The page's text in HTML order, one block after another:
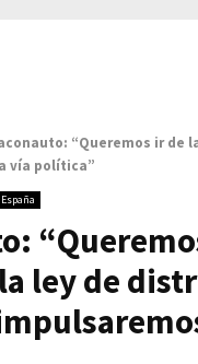
“Queremos ir de
vía política”
España
ley de